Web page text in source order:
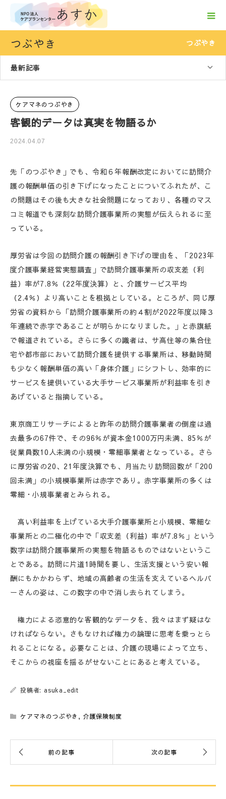
つぶやき つぶやき
最新記事
ケアマネのつぶやき
客観的データは真実を物語るか
2024.04.07
先「のつぶやき」でも、令和６年報酬改定においてに訪問介
護の報酬単価の引き下げになったことについてふれたが、こ
の問題はその後も大きな社会問題になっており、各種のマス
コミ報道でも深刻な訪問介護事業所の実態が伝えられるに至
っている。
厚労省は今回の訪問介護の報酬引き下げの理由を、「2023年
度介護事業経営実態調査」で訪問介護事業所の収支差（利
益）率が7.8％（22年度決算）と、介護サービス平均
（2.4％）より高いことを根拠としている。ところが、同じ厚
労省の資料から「訪問介護事業所の約４割が2022年度以降３
年連続で赤字であることが明らかになりました。」と赤旗紙
で報道されている。さらに多くの識者は、サ高住等の集合住
宅や都市部において訪問介護を提供する事業所は、移動時間
も少なく報酬単価の高い「身体介護」にシフトし、効率的に
サービスを提供いている大手サービス事業所が利益率を引き
あげていると指摘している。
東京商工リサーチによると昨年の訪問介護事業者の倒産は過
去最多の67件で、その96％が資本金1000万円未満、85％が
従業員数10人未満の小規模・零細事業者となっている。さら
に厚労省の20、21年度決算でも、月当たり訪問回数が「200
回未満」の小規模事業所は赤字であり。赤字事業所の多くは
零細・小規事業者とみられる。
高い利益率を上げている大手介護事業所と小規模、零細な
事業所との二極化の中で「収支差（利益）率が7.8％」という
数字は訪問介護事業所の実態を物語るものではないというこ
とである。訪問に片道1時間を要し、生活支援という安い報
酬にもかかわらず、地域の高齢者の生活を支えているヘルパ
ーさんの姿は、この数字の中で消し去られてしまう。
権力による恣意的な客観的なデータを、我々はまず疑はな
ければならない。さもなければ権力の論理に思考を乗っとら
れることになる。必要なことは、介護の現場によって立ち、
そこからの視座を揺るがせないことにあると考えている。
投稿者: asuka_edit
ケアマネのつぶやき , 介護保険制度